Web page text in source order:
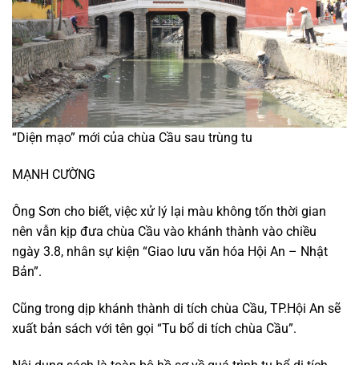
“Diện mạo” mới của chùa Cầu sau trùng tu
MẠNH CƯỜNG
Ông Sơn cho biết, việc xử lý lại màu không tốn thời gian
nên vẫn kịp đưa chùa Cầu vào khánh thành vào chiều
ngày 3.8, nhân sự kiện “Giao lưu văn hóa Hội An – Nhật
Bản”.
Cũng trong dịp khánh thành di tích chùa Cầu, TP.Hội An sẽ
xuất bản sách với tên gọi “Tu bổ di tích chùa Cầu”.